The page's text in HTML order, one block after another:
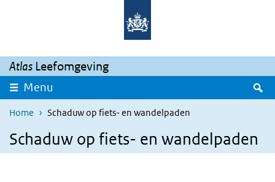
Overslaan en naar de inhoud gaan
Atlas Leefomgeving
Menu
Home Schaduw op fiets- en wandelpaden
Schaduw op fiets- en wandelpaden